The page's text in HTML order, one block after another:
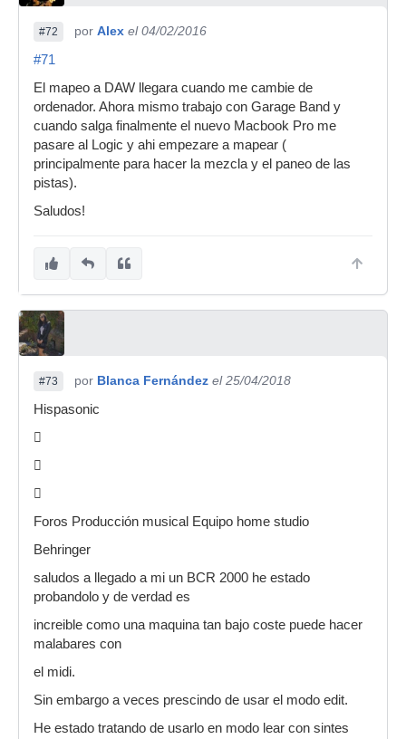
#72 por Alex el 04/02/2016
#71
El mapeo a DAW llegara cuando me cambie de
ordenador. Ahora mismo trabajo con Garage Band y
cuando salga finalmente el nuevo Macbook Pro me
pasare al Logic y ahi empezare a mapear (
principalmente para hacer la mezcla y el paneo de las
pistas).
Saludos!
#73 por Blanca Fernández el 25/04/2018
Hispasonic



Foros Producción musical Equipo home studio
Behringer
saludos a llegado a mi un BCR 2000 he estado
probandolo y de verdad es
increible como una maquina tan bajo coste puede hacer
malabares con
el midi.
Sin embargo a veces prescindo de usar el modo edit.
He estado tratando de usarlo en modo lear con sintes